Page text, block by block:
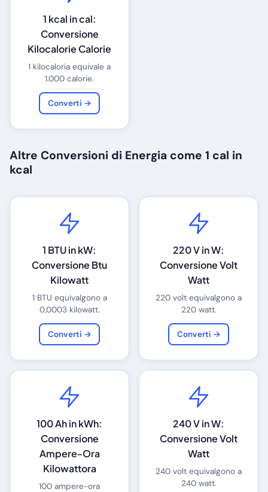
1 kcal in cal:
Conversione
Kilocalorie Calorie
1 kilocaloria equivale a
1.000 calorie.
Converti →
Altre Conversioni di Energia come 1 cal in
kcal
1 BTU in kW:
Conversione Btu
Kilowatt
1 BTU equivalgono a
0,0003 kilowatt.
Converti →
220 V in W:
Conversione Volt
Watt
220 volt equivalgono a
220 watt.
Converti →
100 Ah in kWh:
Conversione
Ampere-Ora
Kilowattora
100 ampere-ora
240 V in W:
Conversione Volt
Watt
240 volt equivalgono a
240 watt.